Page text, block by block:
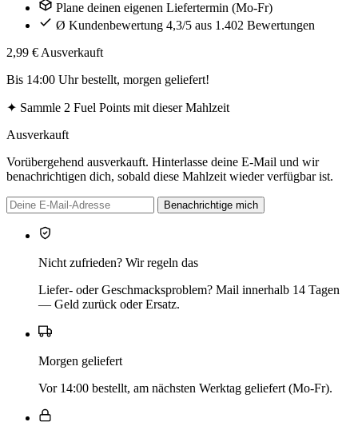
Plane deinen eigenen Liefertermin (Mo-Fr)
Ø Kundenbewertung 4,3/5 aus 1.402 Bewertungen
2,99 € Ausverkauft
Bis 14:00 Uhr bestellt, morgen geliefert!
✦ Sammle 2 Fuel Points mit dieser Mahlzeit
Ausverkauft
Vorübergehend ausverkauft. Hinterlasse deine E-Mail und wir
benachrichtigen dich, sobald diese Mahlzeit wieder verfügbar ist.
Benachrichtige mich
Nicht zufrieden? Wir regeln das
Liefer- oder Geschmacksproblem? Mail innerhalb 14 Tagen
— Geld zurück oder Ersatz.
Morgen geliefert
Vor 14:00 bestellt, am nächsten Werktag geliefert (Mo-Fr).